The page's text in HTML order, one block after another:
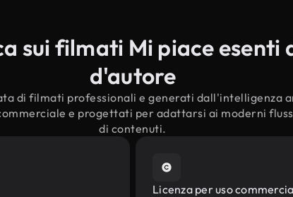
sui filmati Mi piace esenti
d'autore
di filmati professionali e generati dall'intelligenza
e progettati per adattarsi ai moderni
di contenuti.
Licenza per uso